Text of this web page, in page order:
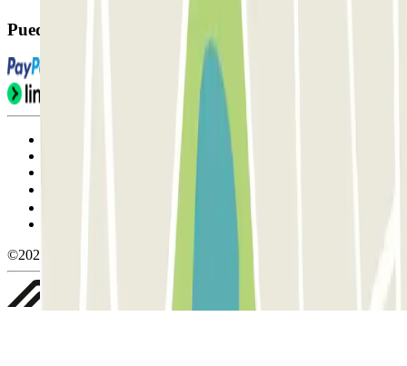
Puedes utilizar estos métodos de pago:
Condiciones de uso y contratación
Condiciones de cancelación
©2026 Parclick. All rights reserved